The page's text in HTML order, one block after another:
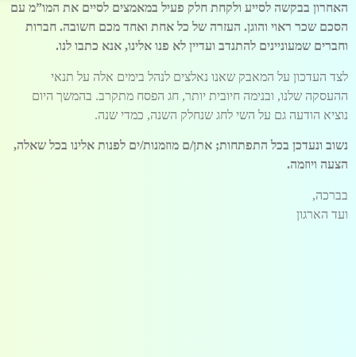
האחרון בבקשה לסייע ולקחת חלק פעיל במאמצים לסיים את המו”מ עם
הסכם שכר ראוי והוגן. העזרה של כל אחת ואחד מכם חשובה. חברות
וחברים שמעוניינים להתנדב ועדיין לא פנו אלינו, אנא כתבו לנו.
לצד העדכון על המאבק שאנו נאלצים לנהל בימים אלה על תנאי
ההעסקה שלנו, ובנימה חיובית יותר, חג הפסח מתקרב. בהמשך היום
נוציא הודעה גם על השי לחג שנחלק השנה, כמדי שנה.
נשוב ונעדכן בכל התפתחות; אתן/ם מוזמנות/ים לפנות אלינו בכל שאלה,
הצעה ויוזמה.
בברכה,
ועד הארגון